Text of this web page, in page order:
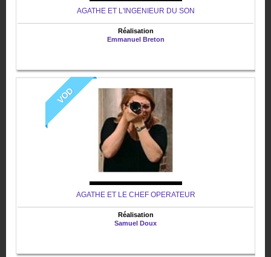
AGATHE ET L'INGENIEUR DU SON
Réalisation
Emmanuel Breton
VOD
AGATHE ET LE CHEF OPERATEUR
Réalisation
Samuel Doux